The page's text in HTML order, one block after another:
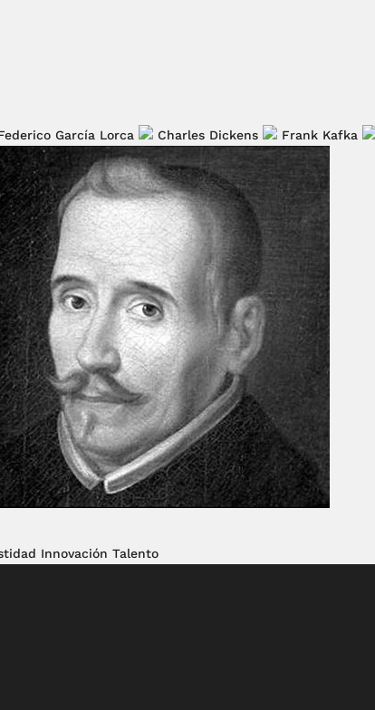
García Lorca Charles Dickens Frank Kafka
Innovación Talento